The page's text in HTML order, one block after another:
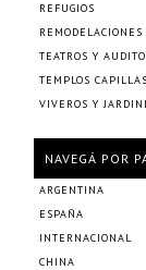
REFUGIOS
TEATROS Y
TEMPLOS
VIVEROS Y
NAVEGÁ POR
ARGENTINA
ESPAÑA
INTERNACIONAL
CHINA